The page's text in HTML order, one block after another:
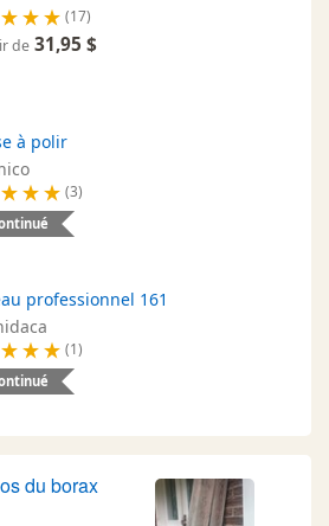
(17)
de 31,95 $
à polir
(3)
professionnel 161
(1)
du borax